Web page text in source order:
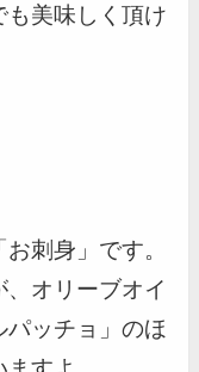
も美味しく頂け
刺身」です。
、オリーブオイ
ッチョ」のほ